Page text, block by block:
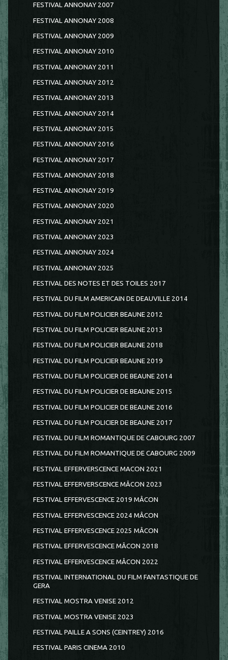
FESTIVAL ANNONAY 2007
FESTIVAL ANNONAY 2008
FESTIVAL ANNONAY 2009
FESTIVAL ANNONAY 2010
FESTIVAL ANNONAY 2011
FESTIVAL ANNONAY 2012
FESTIVAL ANNONAY 2013
FESTIVAL ANNONAY 2014
FESTIVAL ANNONAY 2015
FESTIVAL ANNONAY 2016
FESTIVAL ANNONAY 2017
FESTIVAL ANNONAY 2018
FESTIVAL ANNONAY 2019
FESTIVAL ANNONAY 2020
FESTIVAL ANNONAY 2021
FESTIVAL ANNONAY 2023
FESTIVAL ANNONAY 2024
FESTIVAL ANNONAY 2025
FESTIVAL DES NOTES ET DES TOILES 2017
FESTIVAL DU FILM AMERICAIN DE DEAUVILLE 2014
FESTIVAL DU FILM POLICIER BEAUNE 2012
FESTIVAL DU FILM POLICIER BEAUNE 2013
FESTIVAL DU FILM POLICIER BEAUNE 2018
FESTIVAL DU FILM POLICIER BEAUNE 2019
FESTIVAL DU FILM POLICIER DE BEAUNE 2014
FESTIVAL DU FILM POLICIER DE BEAUNE 2015
FESTIVAL DU FILM POLICIER DE BEAUNE 2016
FESTIVAL DU FILM POLICIER DE BEAUNE 2017
FESTIVAL DU FILM ROMANTIQUE DE CABOURG 2007
FESTIVAL DU FILM ROMANTIQUE DE CABOURG 2009
FESTIVAL EFFERVERSCENCE MACON 2021
FESTIVAL EFFERVERSCENCE MÂCON 2023
FESTIVAL EFFERVESCENCE 2019 MÂCON
FESTIVAL EFFERVESCENCE 2024 MÂCON
FESTIVAL EFFERVESCENCE 2025 MÂCON
FESTIVAL EFFERVESCENCE MÂCON 2018
FESTIVAL EFFERVESCENCE MÂCON 2022
FESTIVAL INTERNATIONAL DU FILM FANTASTIQUE DE
GERA
FESTIVAL MOSTRA VENISE 2012
FESTIVAL MOSTRA VENISE 2023
FESTIVAL PAILLE A SONS (CEINTREY) 2016
FESTIVAL PARIS CINEMA 2010